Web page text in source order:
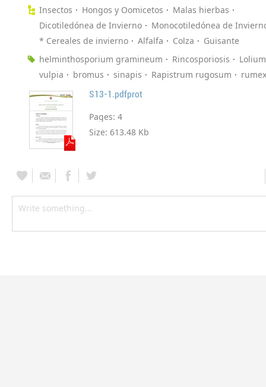
Insectos Hongos y Oomicetos
Malas hierbas
Dicotiledónea de Invierno
Monocotiledónea de
* Cereales de invierno
Alfalfa Colza
Guisante
helminthosporium gramineum
Rincosporiosis
vulpia
bromus sinapis Rapistrum rugosum rumex
S13-1.pdfprot
Pages: 4
Size: 613.48 Kb